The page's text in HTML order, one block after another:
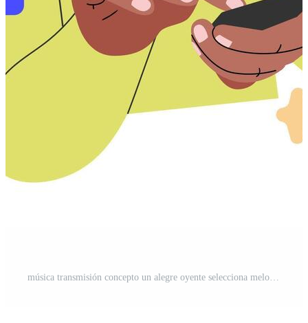
música transmisión concepto un alegre oyente selecciona melodías desde un digital biblioteca, encarnando el facilitar de accediendo diverso música géneros a un toque ilustración Vector Pro